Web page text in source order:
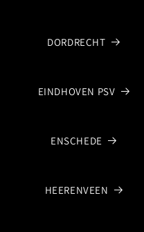
DORDRECHT
EINDHOVEN PSV
ENSCHEDE
HEERENVEEN